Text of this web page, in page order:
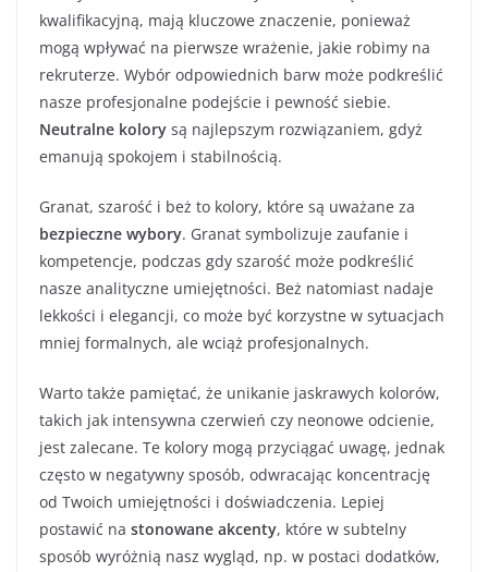
kwalifikacyjną, mają kluczowe znaczenie, ponieważ
mogą wpływać na pierwsze wrażenie, jakie robimy na
rekruterze. Wybór odpowiednich barw może podkreślić
nasze profesjonalne podejście i pewność siebie.
Neutralne kolory są najlepszym rozwiązaniem, gdyż
emanują spokojem i stabilnością.
Granat, szarość i beż to kolory, które są uważane za
bezpieczne wybory. Granat symbolizuje zaufanie i
kompetencje, podczas gdy szarość może podkreślić
nasze analityczne umiejętności. Beż natomiast nadaje
lekkości i elegancji, co może być korzystne w sytuacjach
mniej formalnych, ale wciąż profesjonalnych.
Warto także pamiętać, że unikanie jaskrawych kolorów,
takich jak intensywna czerwień czy neonowe odcienie,
jest zalecane. Te kolory mogą przyciągać uwagę, jednak
często w negatywny sposób, odwracając koncentrację
od Twoich umiejętności i doświadczenia. Lepiej
postawić na stonowane akcenty, które w subtelny
sposób wyróżnią nasz wygląd, np. w postaci dodatków,